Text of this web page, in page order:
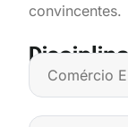
convincentes.
Comércio